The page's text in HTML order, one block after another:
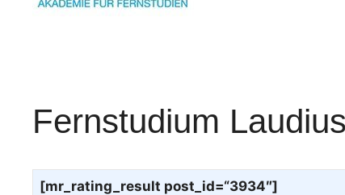
Fernstudium
[mr_rating_result post_id=“3934″]